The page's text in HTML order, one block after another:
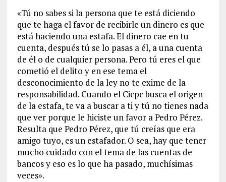
«Tú no sabes si la persona que te está diciendo
que te haga el favor de recibirle un dinero es que
está haciendo una estafa. El dinero cae en tu
cuenta, después tú se lo pasas a él, a una cuenta
de él o de cualquier persona. Pero tú eres el que
cometió el delito y en ese tema el
desconocimiento de la ley no te exime de la
responsabilidad. Cuando el Cicpc busca el origen
de la estafa, te va a buscar a ti y tú no tienes nada
que ver porque le hiciste un favor a Pedro Pérez.
Resulta que Pedro Pérez, que tú creías que era
amigo tuyo, es un estafador. O sea, hay que tener
mucho cuidado con el tema de las cuentas de
bancos y eso es lo que ha pasado, muchísimas
veces».